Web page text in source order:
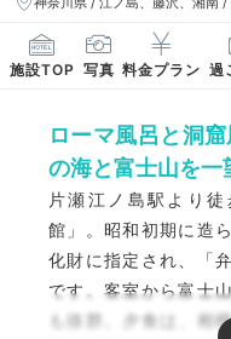
施設TOP 写真 料金プラン 過
ローマ風呂と洞
の海と富士山を一
片瀬江ノ島駅より
館」。昭和初期に造
化財に指定され、「
です。客室から富士
も抜群。夕食は、相